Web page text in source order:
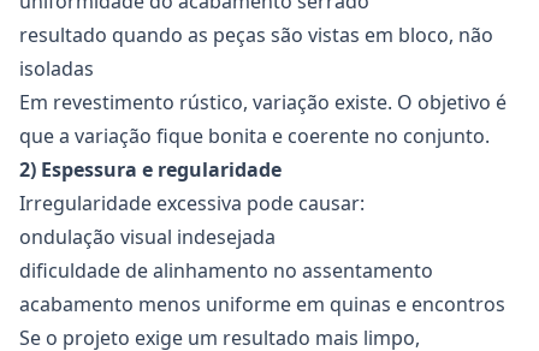
resultado quando as peças são vistas em bloco, não
isoladas
Em revestimento rústico, variação existe. O objetivo é
que a variação fique bonita e coerente no conjunto.
2) Espessura e regularidade
Irregularidade excessiva pode causar:
ondulação visual indesejada
dificuldade de alinhamento no assentamento
acabamento menos uniforme em quinas e encontros
Se o projeto exige um resultado mais limpo,